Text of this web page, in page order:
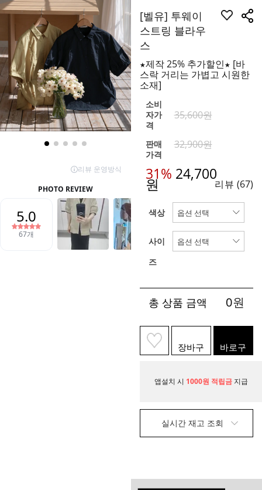
[벨유] 투웨이
스트링 블라우
스
★제작 25% 추가할인★ [바
스락 거리는 가볍고 시원한
소재]
소비
자가
격
35,600원
판매
가격
32,900원
31% 24,700
원 리뷰 (67)
색상
사이
즈
총 상품 금액 0원
장바구
니
바로구
매
앱설치 시 1000원 적립금 지급
실시간 재고 조회